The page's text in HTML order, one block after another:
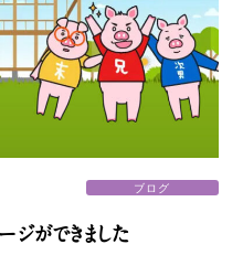
ブログ
ができました